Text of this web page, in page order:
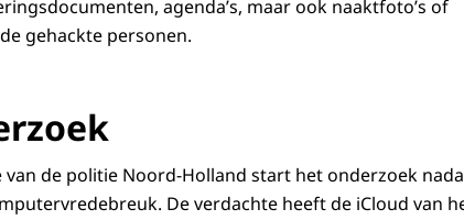
agenda’s, maar ook naaktfoto’s of
gehackte personen.
van de politie Noord-Holland start het onderzoek
De verdachte heeft de iCloud van